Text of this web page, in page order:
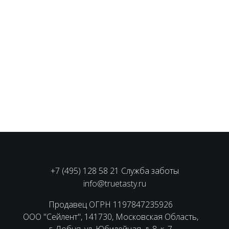
+7 (495) 128 58 21 Служба заботы
info@truetasty.ru
Продавец ОГРН 1197847235926
ООО "Сейлент", 141730, Московская Область,